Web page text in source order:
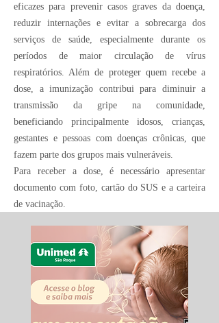
eficazes para prevenir casos graves da doença,
reduzir internações e evitar a sobrecarga dos
serviços de saúde, especialmente durante os
períodos de maior circulação de vírus
respiratórios. Além de proteger quem recebe a
dose, a imunização contribui para diminuir a
transmissão da gripe na comunidade,
beneficiando principalmente idosos, crianças,
gestantes e pessoas com doenças crônicas, que
fazem parte dos grupos mais vulneráveis.
Para receber a dose, é necessário apresentar
documento com foto, cartão do SUS e a carteira
de vacinação.